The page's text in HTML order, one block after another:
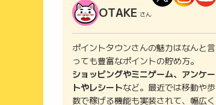
OTAKE さん
ポイントタウンさんの魅力はなんと言
っても豊富なポイントの貯め方。
ショッピングやミニゲーム、アンケー
トやレシートなど。最近では移動や歩
数で稼げる機能も実装されて、幅広く